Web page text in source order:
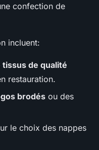
confection de
incluent:
tissus de qualité
restauration.
brodés ou des
le choix des nappes